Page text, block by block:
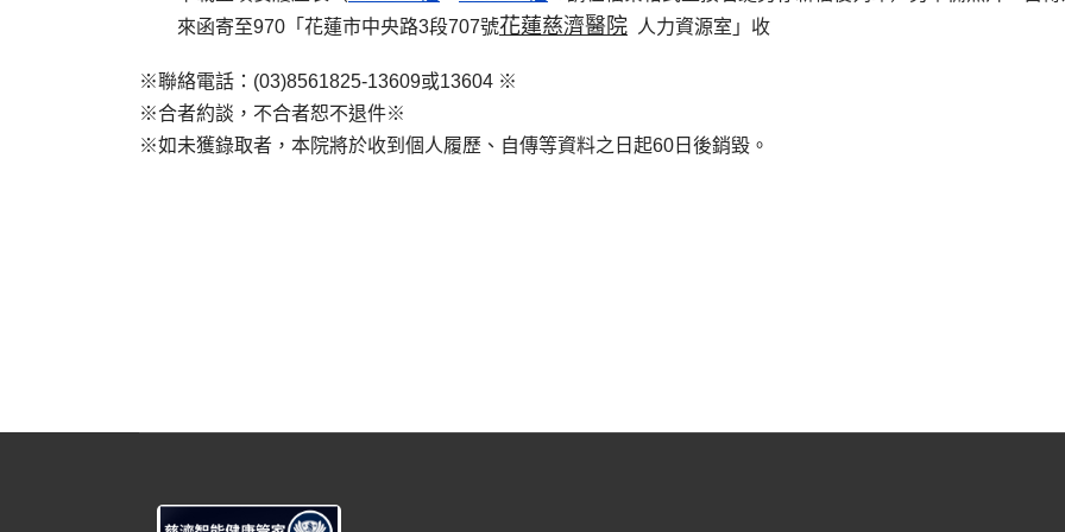
來函寄至970「花蓮市中央路3段707號花蓮慈濟醫院 人力資源室」收
※聯絡電話：(03)8561825-13609或13604 ※
※合者約談，不合者恕不退件※
※如未獲錄取者，本院將於收到個人履歷、自傳等資料之日起60日後銷毀。